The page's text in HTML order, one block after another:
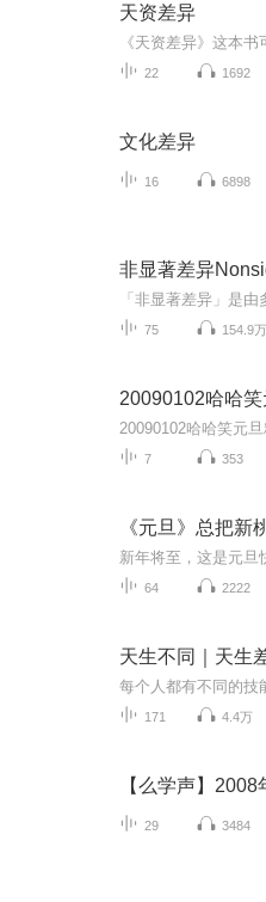
天资差异
22 1692
文化差异
16 6898
非显著差异
75 154.9万
20090102哈哈
20090102哈哈笑元
7 353
《元旦》总把新
新年将至，这是元旦
64 2222
171 4.4万
【么学声】
29 3484